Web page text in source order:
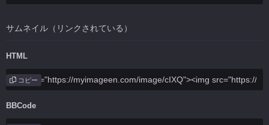
サムネイル（リンクされている）
HTML
コピー
BBCode